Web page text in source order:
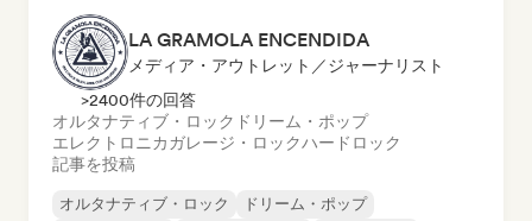
LA GRAMOLA ENCENDIDA
メディア・アウトレット／ジャーナリスト
>2400件の回答
オルタナティブ・ロック ドリーム・ポップ
エレクトロニカガレージ・ロックハードロック
記事を投稿
オルタナティブ・ロック
ドリーム・ポップ